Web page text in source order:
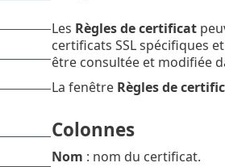
Les Règles de certificat
certificats SSL spécifiques
être consultée et modifiée
La fenêtre Règles de
Colonnes
Nom : nom du certificat.